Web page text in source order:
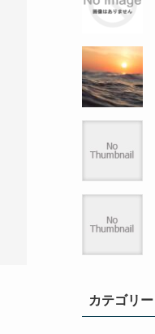
カテゴリー